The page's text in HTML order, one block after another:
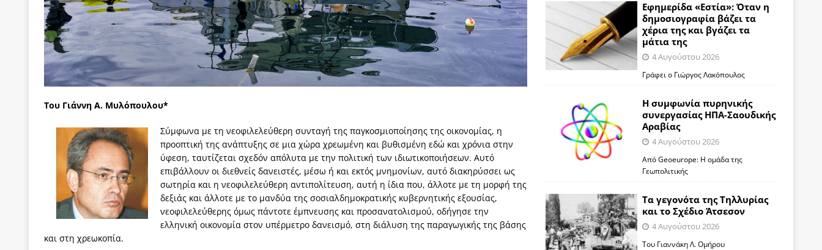
[ 4 Αυγούστου 2026 ] Ο Ιωάννης Μεταξάς και η 4η Αυγούστου: Πώς ένας αποτυχημένος κοινοβουλευτικός έγινε
δικτάτορας
ΕΠΙΛΟΓΕΣ
[ 3 Αυγούστου 2026 ]
Η ελευθεροτυπία δεν απειλείται και δεν εκβιάζεται
ΠΑΡΕΜΒΑΣΕΙΣ
[ 3 Αυγούστου 2026 ]
ΠΑΣΟΚ ή ΕΛ.ΑΣ.; Γιατί η μάχη της δεύτερης θέσης είναι (πολύ) ανοιχτή ακόμη. Προς αναμέτρηση
[ 3 Αυγούστου 2026 ]
μπορούν να φέρουν την αλλαγή
ΠΡΟΕΚΤΑΣΕΙΣ
[ 3 Αυγούστου 2026 ]
Γιατί λιγοστεύουν «τα χρόνια της αθωότητας;» Το «αίνιγμα»και η «λύση» του μέσα από τον
εμβληματικό «Πολίτη Κέιν»
ΠΑΡΕΜΒΑΣΕΙΣ
[ 3 Αυγούστου 2026 ] Το Νομικό DNA του Υπερταμείου και οι Ρήτρες του ESM
ΑΠΟΨΕΙΣ
[ 3 Αυγούστου 2026 ] Το γάλλιο και η γεωπολιτική ισχύς για την Ελλάδα ΑΠΟΨΕΙΣ
Του Γιάννη Α. Μυλόπουλου*
Σύμφωνα με τη νεοφιλελεύθερη συνταγή της παγκοσμιοποίησης της οικονομίας, η
προοπτική της ανάπτυξης σε μια χώρα χρεωμένη και βυθισμένη εδώ και χρόνια στην
ύφεση, ταυτίζεται σχεδόν απόλυτα με την πολιτική των ιδιωτικοποιήσεων. Αυτό
επιβάλλουν οι διεθνείς δανειστές, μέσω ή και εκτός μνημονίων, αυτό διακηρύσσει ως
σωτηρία και η νεοφιλελεύθερη αντιπολίτευση, αυτή η ίδια που, άλλοτε με τη μορφή της
δεξιάς και άλλοτε με το μανδύα της σοσιαλδημοκρατικής κυβερνητικής εξουσίας,
νεοφιλελεύθερης όμως πάντοτε έμπνευσης και προσανατολισμού, οδήγησε την
ελληνική οικονομία στον υπέρμετρο δανεισμό, στη διάλυση της παραγωγικής της βάσης
και στη χρεωκοπία.
Εφημερίδα «Εστία»: Όταν η
δημοσιογραφία βάζει τα
χέρια της και βγάζει τα
μάτια της
4 Αυγούστου 2026
Γράφει ο Γιώργος Λακόπουλος
Η συμφωνία πυρηνικής
συνεργασίας ΗΠΑ-Σαουδικής
Αραβίας
4 Αυγούστου 2026
Από Geoeurope: H ομάδα της
Γεωπολιτικής
Τα γεγονότα της Τηλλυρίας
και το Σχέδιο Άτσεσον
4 Αυγούστου 2026
Toυ Γιαννάκη Λ. Ομήρου